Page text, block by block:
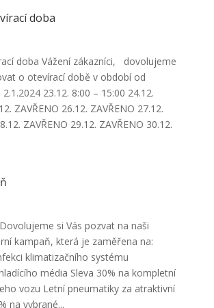
doba
doba Vážení zákazníci, dovolujeme
o otevírací době v období od
23.12. 8:00 – 15:00 24.12.
ZAVŘENO 26.12. ZAVŘENO 27.12.
ZAVŘENO 29.12. ZAVŘENO 30.12.
si Vás pozvat na naši
kampaň, která je zaměřena na:
klimatizačního systému
média Sleva 30% na kompletní
vozu Letní pneumatiky za atraktivní
na vybrané...